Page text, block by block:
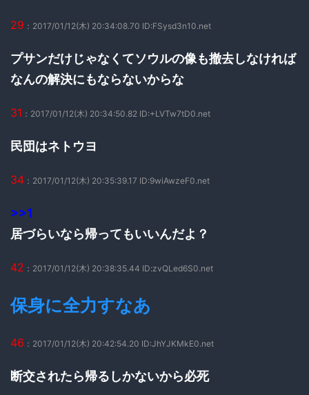
29 ：2017/01/12(木) 20:34:08.70 ID:FSysd3n10.net
プサンだけじゃなくてソウルの像も撤去しなければ
なんの解決にもならないからな
31 ：2017/01/12(木) 20:34:50.82 ID:+LVTw7tD0.net
民団はネトウヨ
34 ：2017/01/12(木) 20:35:39.17 ID:9wiAwzeF0.net
>>1
居づらいなら帰ってもいいんだよ？
42 ：2017/01/12(木) 20:38:35.44 ID:zvQLed6S0.net
保身に全力すなあ
46 ：2017/01/12(木) 20:42:54.20 ID:JhYJKMkE0.net
断交されたら帰るしかないから必死